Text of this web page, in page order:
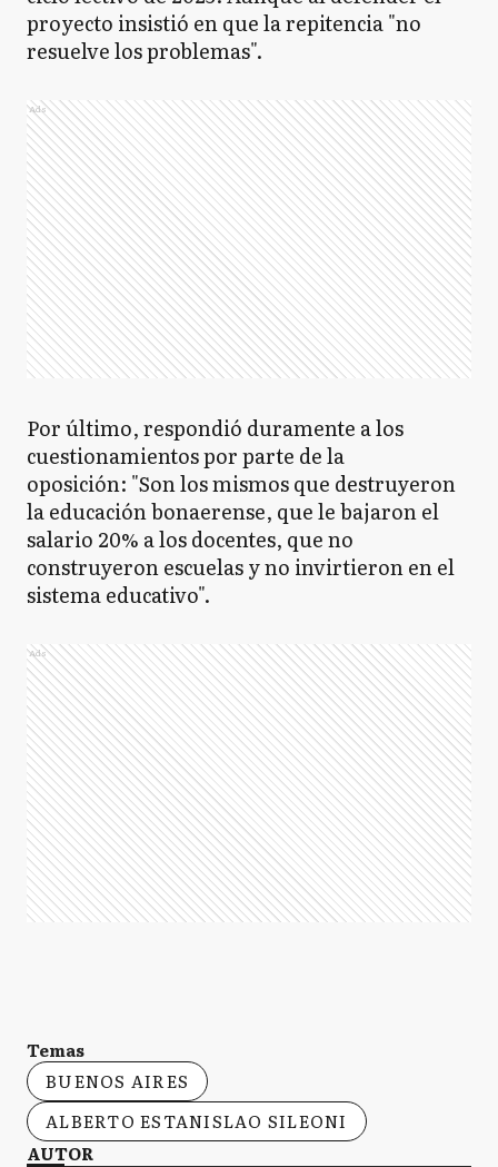
proyecto insistió en que la repitencia "no
resuelve los problemas".
Ads
Por último, respondió duramente a los
cuestionamientos por parte de la
oposición: "Son los mismos que destruyeron
la educación bonaerense, que le bajaron el
salario 20% a los docentes, que no
construyeron escuelas y no invirtieron en el
sistema educativo".
Ads
Temas
BUENOS AIRES
ALBERTO ESTANISLAO SILEONI
AUTOR